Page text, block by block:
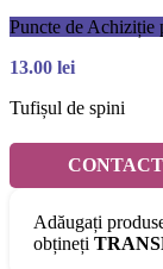
Puncte de Achiziție
13.00 lei
Tufișul de spini
Adăugați
obțineți